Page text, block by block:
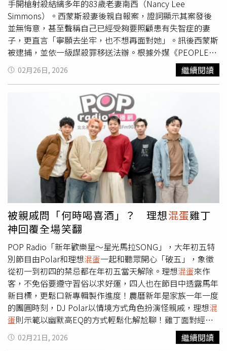
手開槍射殺結縭多年的83歲老妻南西（Nancy Lee
Simmons）。西蒙斯殺妻後親自報案，證詞顯示其案發後
並無悔意，甚至聲稱自己已經受夠要照顧患有失智症的妻
子，更直言「寧願去坐牢，也不想再面對她」。訊後西蒙斯
被逮捕，並依一級謀殺罪移送法辦。根據外媒《PEOPLE》
報導，這起命案發生於當地時間21日下午約5時15分，橘郡
警長辦公室接獲報案，一名80歲老翁西蒙斯指稱有人中彈倒
地。當員警趕抵現場後，發現一名83歲老婦南西倒臥室內且
身中彈孔，已明顯失去生命跡象，當場被宣告死亡。警方隨
即在現場扣押了一把霰彈槍及一枚已使用的彈殼，西蒙斯則
直接向警方自首，他親手殺害妻子，隨後當場遭警方逮捕帶
回偵查。訊問時西蒙斯表示，事發前與妻子在廚房發生爭
執，對方不斷咒罵自己，讓他氣到決定拿出霰彈槍威脅妻
子，沒想到對方不怕還嗆他，「去你的，你這個混蛋」，他
才朝妻子開槍。根據法庭文件，西蒙斯也坦言，妻子只是說
話難聽，沒有出手傷害自己，因此他並非正當防衛，同時他
也沒有受到毒品或酒精影響。除此之外，西蒙斯也承認，自
己雖然愛著「以前那個南西」，但他早已無法忍受長期照護
已罹患失智症的妻子，所帶來的龐大壓力，還說自己寧願去
坐牢。目前西蒙斯被依一級謀殺罪移送法辦，並關押於橘郡
監獄且不得保釋，全案已進入司法程序。
02月26日, 2026 繼續閱讀
被親戚問「何時喝喜酒」？ 理想混蛋雞丁
神回覆全場笑翻
POP Radio「新年歡樂星～星光馬拉SONG」，大年初五特
別節目由Polar和理想混蛋一起和聽眾開心「破五」，象徵
從初一到初四的禁忌都在年初五當天解除。理想混蛋來作
客，不免俗要遵守習俗以求好運，四人也在節目中透露馬年
新目標，更鬆口新專輯製作進度！農曆新年是家族一年一度
的團圓時刻，DJ Polar以情境方式角色扮演怪親戚，理想混
蛋則示範以幽默高EQ的方式輕鬆化解尬聊！雞丁面對經典
提問「何時喝喜酒」，輕鬆回應「喝酒對身體不好」，他加
碼自曝曾被親戚問到從醫生改行當歌手的收入問題，雞丁笑
02月21日, 2026 繼續閱讀